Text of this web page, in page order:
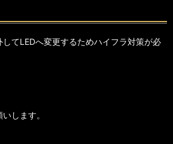
てLEDへ変更するためハイフラ対策が必
します。